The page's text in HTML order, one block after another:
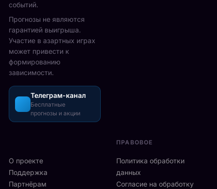
событий.
Прогнозы не являются
гарантией выигрыша.
Участие в азартных играх
может привести к
формированию
зависимости.
Телеграм-канал
Бесплатные
прогнозы и акции
О проекте
Поддержка
Партнёрам
ПРАВОВОЕ
Политика обработки
данных
Согласие на обработку